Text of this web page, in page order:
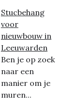
Stucbehang
voor
nieuwbouw in
Leeuwarden
Ben je op zoek
naar een
manier om je
muren...